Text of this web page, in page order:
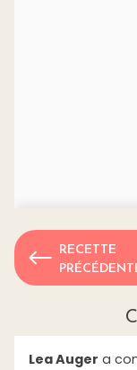
RECETTE
Lea Auger a